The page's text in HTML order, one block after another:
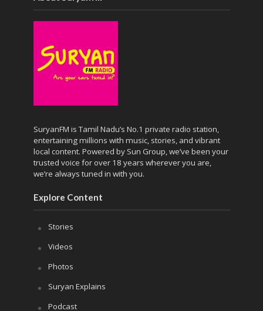
SuryanFM is Tamil Nadu’s No.1 private radio station,
entertaining millions with music, stories, and vibrant
local content. Powered by Sun Group, we’ve been your
trusted voice for over 18 years wherever you are,
we’re always tuned in with you.
Explore Content
Stories
Videos
Photos
Suryan Explains
Podcast